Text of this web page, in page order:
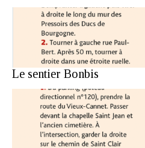
Le sentier Bonbis